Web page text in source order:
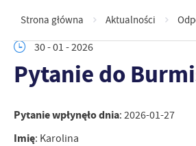
Strona główna Aktualności
30 - 01 - 2026
Pytanie do
Pytanie wpłynęło dnia: 2026-01-27
Imię: Karolina